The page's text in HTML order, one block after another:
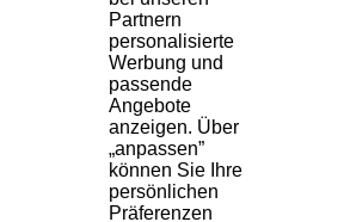
Partnern
personalisierte
Werbung und
passende
Angebote
anzeigen. Über
„anpassen”
können Sie Ihre
persönlichen
Präferenzen